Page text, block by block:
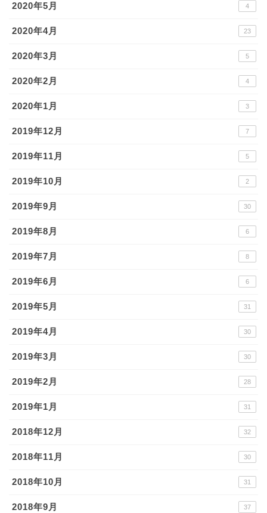
2020年5月 4
2020年4月 23
2020年3月 5
2020年2月 4
2020年1月 3
2019年12月 7
2019年11月 5
2019年10月 2
2019年9月 30
2019年8月 6
2019年7月 8
2019年6月 6
2019年5月 31
2019年4月 30
2019年3月 30
2019年2月 28
2019年1月 31
2018年12月 32
2018年11月 30
2018年10月 31
2018年9月 37